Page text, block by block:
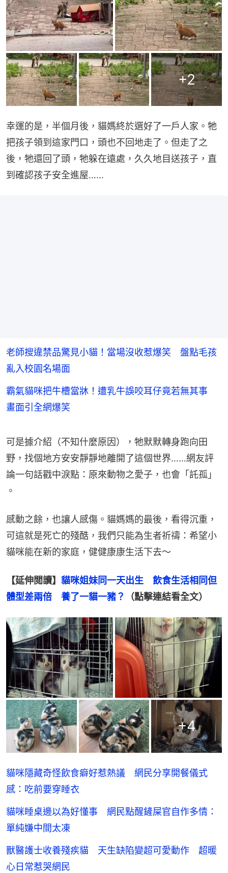
+2
幸運的是，半個月後，貓媽終於選好了一戶人家。牠
把孩子領到這家門口，頭也不回地走了。但走了之
後，牠還回了頭，牠躲在遠處，久久地目送孩子，直
到確認孩子安全進屋……
老師搜違禁品驚見小貓！當場沒收惹爆笑 盤點毛孩
亂入校園名場面
霸氣貓咪把牛槽當牀！遭乳牛誤咬耳仔竟若無其事
畫面引全網爆笑
可是據介紹（不知什麼原因），牠默默轉身跑向田
野，找個地方安安靜靜地離開了這個世界……網友評
論一句話戳中淚點：原來動物之愛子，也會「託孤」
。
感動之餘，也讓人感傷。貓媽媽的最後，看得沉重，
可這就是死亡的殘酷，我們只能為生者祈禱：希望小
貓咪能在新的家庭，健健康康生活下去～
【延伸閲讀】 貓咪姐妹同一天出生　飲食生活相同但
體型差兩倍　養了一貓一豬？
（點擊連結看全文）
+4
貓咪隱藏奇怪飲食癖好惹熱議 網民分享開餐儀式
感：吃前要穿睡衣
貓咪睡桌邊以為好懂事 網民點醒鏟屎官自作多情：
單純嫌中間太凍
獸醫護士收養殘疾貓 天生缺陷變超可愛動作 超暖
心日常惹哭網民